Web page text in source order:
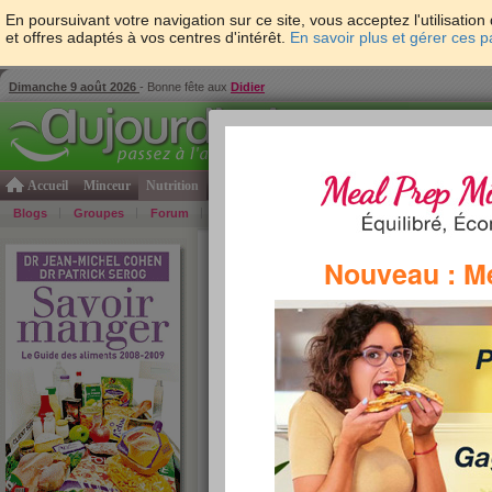
En poursuivant votre navigation sur ce site, vous acceptez
et offres adaptés à vos centres d'intérêt. En savoir plus et gérer ces
Dimanche 9 août 2026 - Bonne fête aux Didier
Accueil Minceur Nutrition Psycho & tests Forme & santé
Blogs Groupes Forum Bons Plans
Nouveau :